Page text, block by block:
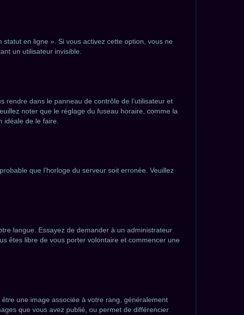
en ligne ». Si vous activez cette option, vous ne
un utilisateur invisible.
rendre dans le panneau de contrôle de l’utilisateur et
noter que le réglage du fuseau horaire, comme la
idéale de le faire.
que l’horloge du serveur soit erronée. Veuillez
langue. Essayez de demander à un administrateur
êtes libre de vous porter volontaire et commencer une
une image associée à votre rang, généralement
que vous avez publié, ou permet de différencier